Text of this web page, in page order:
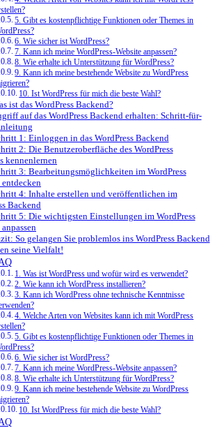
5. Gibt es kostenpflichtige Funktionen oder Themes in
6. Wie sicher ist WordPress?
7. Kann ich meine WordPress-Website anpassen?
8. Wie erhalte ich Unterstützung für WordPress?
9. Kann ich meine bestehende Website zu WordPress
10. Ist WordPress für mich die beste Wahl?
ist das WordPress Backend?
auf das WordPress Backend erhalten: Schritt-für-
1: Einloggen in das WordPress Backend
2: Die Benutzeroberfläche des WordPress
kennenlernen
3: Bearbeitungsmöglichkeiten im WordPress
4: Inhalte erstellen und veröffentlichen im
Backend
5: Die wichtigsten Einstellungen im WordPress
So gelangen Sie problemlos ins WordPress Backend
seine Vielfalt!
1. Was ist WordPress und wofür wird es verwendet?
2. Wie kann ich WordPress installieren?
3. Kann ich WordPress ohne technische Kenntnisse
4. Welche Arten von Websites kann ich mit WordPress
5. Gibt es kostenpflichtige Funktionen oder Themes in
6. Wie sicher ist WordPress?
7. Kann ich meine WordPress-Website anpassen?
8. Wie erhalte ich Unterstützung für WordPress?
9. Kann ich meine bestehende Website zu WordPress
10. Ist WordPress für mich die beste Wahl?